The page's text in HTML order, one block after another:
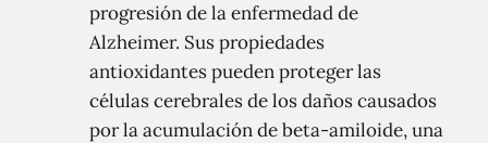
progresión de la enfermedad de
Alzheimer. Sus propiedades
antioxidantes pueden proteger las
células cerebrales de los daños causados
por la acumulación de beta-amiloide, una